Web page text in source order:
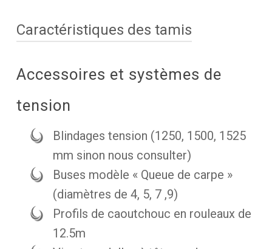
Caractéristiques des tamis
Accessoires et systèmes de
tension
Blindages tension (1250, 1500, 1525
mm sinon nous consulter)
Buses modèle « Queue de carpe »
(diamètres de 4, 5, 7 ,9)
Profils de caoutchouc en rouleaux de
12.5m